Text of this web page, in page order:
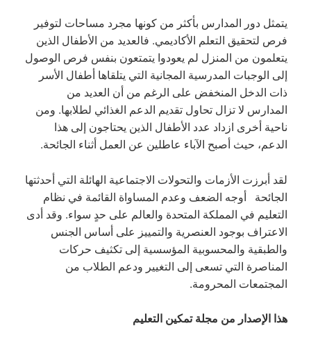
يتمثل دور المدارس بأكثر من كونها مجرد مساحات لتوفير
فرص لتحقيق التعلم الأكاديمي. فالعديد من الأطفال الذين
يتعلمون من المنزل لم يعودوا يتمتعون بنفس فرص الوصول
إلى الوجبات المدرسية المجانية التي يتلقاها أطفال الأسر
ذات الدخل المنخفض على الرغم من أن العديد من
المدارس لا تزال تحاول تقديم الدعم الغذائي لطلابها. ومن
ناحية أخرى ازداد عدد الأطفال الذين يحتاجون إلى هذا
الدعم، حيث أصبح الآباء عاطلين عن العمل أثناء الجائحة.
لقد أبرزت الأزمات والتحولات الاجتماعية الهائلة التي أحدثتها
الجائحة أوجه الضعف وعدم المساواة القائمة في نظام
التعليم في المملكة المتحدة والعالم على حدٍ سواء. وقد أدى
الاعتراف بوجود العنصرية والتمييز على أساس الجنس
والطبقية والمحسوبية المؤسسية إلى تكثيف حركات
المناصرة التي تسعى إلى التغيير ودعم الطلاب من
المجتمعات المحرومة.
هذا الإصدار من مجلة تمكين التعليم